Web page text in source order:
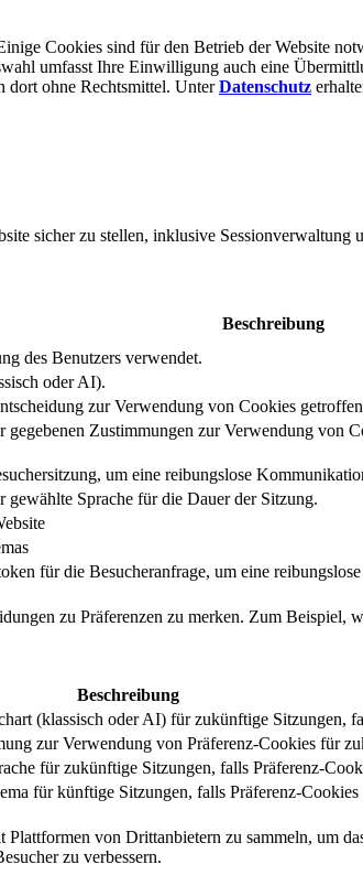
Cookies sind für den Betrieb der Website
umfasst Ihre Einwilligung auch eine
dort ohne Rechts­mittel. UnterDatenschutz
sicher zu stellen, inklusive Sessionverwaltung
Beschreibung
des Benutzers verwendet.
oder AI).
zur Verwendung von Cookies
gegebenen Zustimmungen zur Verwendung
um eine reibungslose
Sprache für die Dauer der Sitzung.
für die Besucheranfrage, um eine
zu Präferenzen zu merken. Zum Beispiel,
Beschreibung
(klassisch oder AI) für zukünftige Sitzungen,
zur Verwendung von Präferenz-Cookies für
für zukünftige Sitzungen, falls Präferenz-
für künftige Sitzungen, falls Präferenz-
von Drittanbietern zu sammeln, um
zu verbessern.